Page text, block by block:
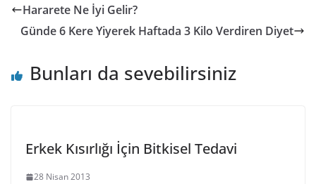
Hararete Ne İyi Gelir?
Günde 6 Kere Yiyerek Haftada 3 Kilo Verdiren Diyet
Bunları da sevebilirsiniz
Erkek Kısırlığı İçin Bitkisel Tedavi
28 Nisan 2013